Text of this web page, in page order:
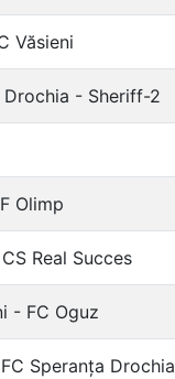
Văsieni
Drochia - Sheriff-2
Olimp
Real Succes
- FC Oguz
Speranța Drochia